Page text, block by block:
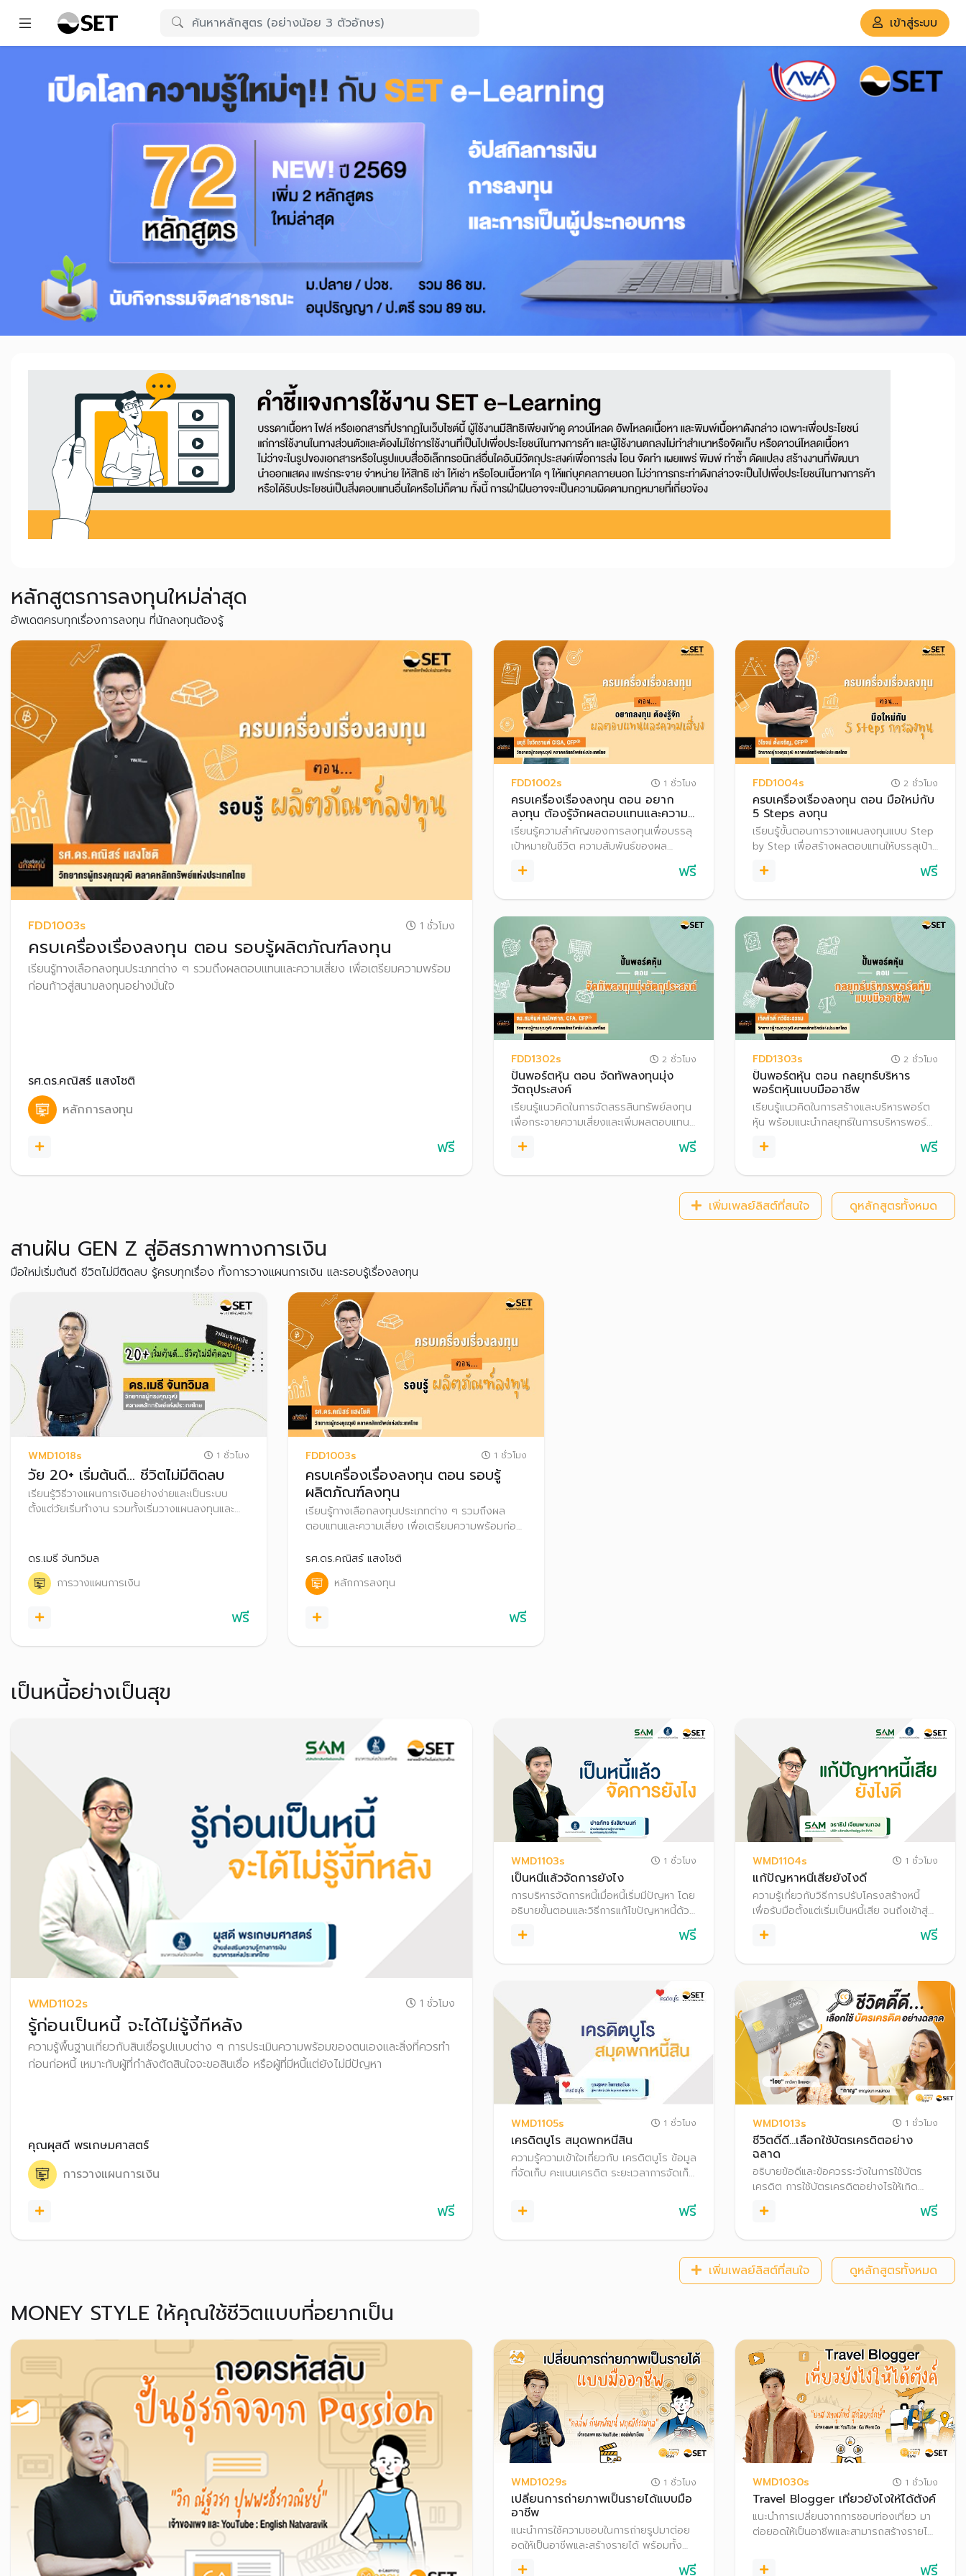
เข้าสู่ระบบ
หลักสูตรการลงทุนใหม่ล่าสุด
อัพเดตครบทุกเรื่องการลงทุน ที่นักลงทุนต้องรู้
FDD1003s 1 ชั่วโมง
ครบเครื่องเรื่องลงทุน ตอน รอบรู้ผลิตภัณฑ์ลงทุน
เรียนรู้ทางเลือกลงทุนประเภทต่าง ๆ รวมถึงผลตอบแทนและความเสี่ยง เพื่อเตรียมความพร้อม
ก่อนก้าวสู่สนามลงทุนอย่างมั่นใจ
รศ.ดร.คณิสร์ แสงโชติ
หลักการลงทุน
ฟรี
FDD1002s 1 ชั่วโมง
ครบเครื่องเรื่องลงทุน ตอน อยาก
ลงทุน ต้องรู้จักผลตอบแทนและความ
เสี่ยง
เรียนรู้ความสำคัญของการลงทุนเพื่อบรรลุ
เป้าหมายในชีวิต ความสัมพันธ์ของผล
ตอบแทนและความเสี่ยงจากการลงทุน เพื่อ
วางแผนลงทุนได้อย่างเหมาะสม
ฟรี
FDD1004s 2 ชั่วโมง
ครบเครื่องเรื่องลงทุน ตอน มือใหม่กับ
5 Steps ลงทุน
เรียนรู้ขั้นตอนการวางแผนลงทุนแบบ Step
by Step เพื่อสร้างผลตอบแทนให้บรรลุเป้า
หมายในระยะยาว
ฟรี
FDD1302s 2 ชั่วโมง
ปั้นพอร์ตหุ้น ตอน จัดทัพลงทุนมุ่ง
วัตถุประสงค์
เรียนรู้แนวคิดในการจัดสรรสินทรัพย์ลงทุน
เพื่อกระจายความเสี่ยงและเพิ่มผลตอบแทน
ให้เงินออมได้ด้วยตัวเอง
ฟรี
FDD1303s 2 ชั่วโมง
ปั้นพอร์ตหุ้น ตอน กลยุทธ์บริหาร
พอร์ตหุ้นแบบมืออาชีพ
เรียนรู้แนวคิดในการสร้างและบริหารพอร์ต
หุ้น พร้อมแนะนำกลยุทธ์ในการบริหารพอร์ต
หุ้นทั้งเชิงรับและเชิงรุก เพื่อเพิ่มโอกาสสร้าง
ผลตอบแทน
ฟรี
เพิ่มเพลย์ลิสต์ที่สนใจ ดูหลักสูตรทั้งหมด
สานฝัน GEN Z สู่อิสรภาพทางการเงิน
มือใหม่เริ่มต้นดี ชีวิตไม่มีติดลบ รู้ครบทุกเรื่อง ทั้งการวางแผนการเงิน และรอบรู้เรื่องลงทุน
WMD1018s 1 ชั่วโมง
วัย 20+ เริ่มต้นดี… ชีวิตไม่มีติดลบ
เรียนรู้วิธีวางแผนการเงินอย่างง่ายและเป็นระบบ
ตั้งแต่วัยเริ่มทำงาน รวมทั้งเริ่มวางแผนลงทุนและ
ดร.เมธี จันทวิมล
การวางแผนการเงิน
ฟรี
FDD1003s 1 ชั่วโมง
ครบเครื่องเรื่องลงทุน ตอน รอบรู้
ผลิตภัณฑ์ลงทุน
เรียนรู้ทางเลือกลงทุนประเภทต่าง ๆ รวมถึงผล
ตอบแทนและความเสี่ยง เพื่อเตรียมความพร้อมก่อน
รศ.ดร.คณิสร์ แสงโชติ
หลักการลงทุน
ฟรี
เป็นหนี้อย่างเป็นสุข
WMD1102s 1 ชั่วโมง
รู้ก่อนเป็นหนี้ จะได้ไม่รู้งี้ทีหลัง
ความรู้พื้นฐานเกี่ยวกับสินเชื่อรูปแบบต่าง ๆ การประเมินความพร้อมของตนเองและสิ่งที่ควรทำ
ก่อนก่อหนี้ เหมาะกับผู้ที่กำลังตัดสินใจจะขอสินเชื่อ หรือผู้ที่มีหนี้แต่ยังไม่มีปัญหา
คุณผุสดี พรเกษมศาสตร์
การวางแผนการเงิน
ฟรี
WMD1103s 1 ชั่วโมง
เป็นหนี้แล้วจัดการยังไง
การบริหารจัดการหนี้เมื่อหนี้เริ่มมีปัญหา โดย
อธิบายขั้นตอนและวิธีการแก้ไขปัญหาหนี้ด้วย
โครงสร้างหนี้ เหมาะกับผู้ที่เป็นหนี้แล้ว หรือผู้
ฟรี
WMD1104s 1 ชั่วโมง
แก้ปัญหาหนี้เสียยังไงดี
ความรู้เกี่ยวกับวิธีการปรับโครงสร้างหนี้
เพื่อรับมือตั้งแต่เริ่มเป็นหนี้เสีย จนถึงเข้าสู่
ขั้นตอนทางกฎหมาย เหมาะกับผู้ที่มีปัญหาหนี้
เสียเบื้องต้น ไปจนถึงหนี้ที่มีปัญหารุนแรงฟรี
WMD1105s 1 ชั่วโมง
เครดิตบูโร สมุดพกหนี้สิน
ความรู้ความเข้าใจเกี่ยวกับ เครดิตบูโร ข้อมูล​
ที่จัดเก็บ คะแนนเครดิต ระยะเวลาการจัดเก็บ
รายงานข้อมูลเครดิตบูโร และสิทธิตามกฏ
หมายของเจ้าของข้อมูล รวมถึงการตรวจฟรี
WMD1013s 1 ชั่วโมง
ชีวิตดี๊ดี…เลือกใช้บัตรเครดิตอย่าง
ฉลาด
อธิบายข้อดีและข้อควรระวังในการใช้บัตร
เครดิต การใช้บัตรเครดิตอย่างไรให้เกิด
ของคนเป็นหนี้บัตรเครดิต พร้อมทั้ง แนะนำ
ฟรี
เพิ่มเพลย์ลิสต์ที่สนใจ ดูหลักสูตรทั้งหมด
MONEY STYLE ให้คุณใช้ชีวิตแบบที่อยากเป็น
WMD1029s 1 ชั่วโมง
เปลี่ยนการถ่ายภาพเป็นรายได้แบบมือ
อาชีพ
แนะนำการใช้ความชอบในการถ่ายรูปมาต่อย
อดให้เป็นอาชีพและสร้างรายได้ พร้อมทั้ง
ฟรี
WMD1030s 1 ชั่วโมง
Travel Blogger เที่ยวยังไงให้ได้ตังค์
แนะนำการเปลี่ยนจากการชอบท่องเที่ยว มา
ต่อยอดให้เป็นอาชีพและสามารถสร้างรายได้
พร้อม และช่องทางต่าง ๆ ในการสร้างราย
ฟรี